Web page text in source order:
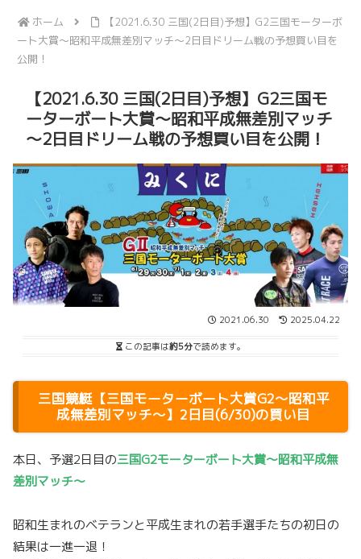
ホーム
【2021.6.30 三国(2日目)予想】G2三国モーターボ
ート大賞～昭和平成無差別マッチ～2日目ドリーム戦の予想買い目を
公開！
【2021.6.30 三国(2日目)予想】G2三国モ
ーターボート大賞～昭和平成無差別マッチ
～2日目ドリーム戦の予想買い目を公開！
2021.06.30 2025.04.22
この記事は約5分で読めます。
三国競艇【三国モーターボート大賞G2～昭和平
成無差別マッチ～】2日目(6/30)の買い目
本日、予選2日目の三国G2モーターボート大賞～昭和平成無
差別マッチ～
昭和生まれのベテランと平成生まれの若手選手たちの初日の
結果は一進一退！